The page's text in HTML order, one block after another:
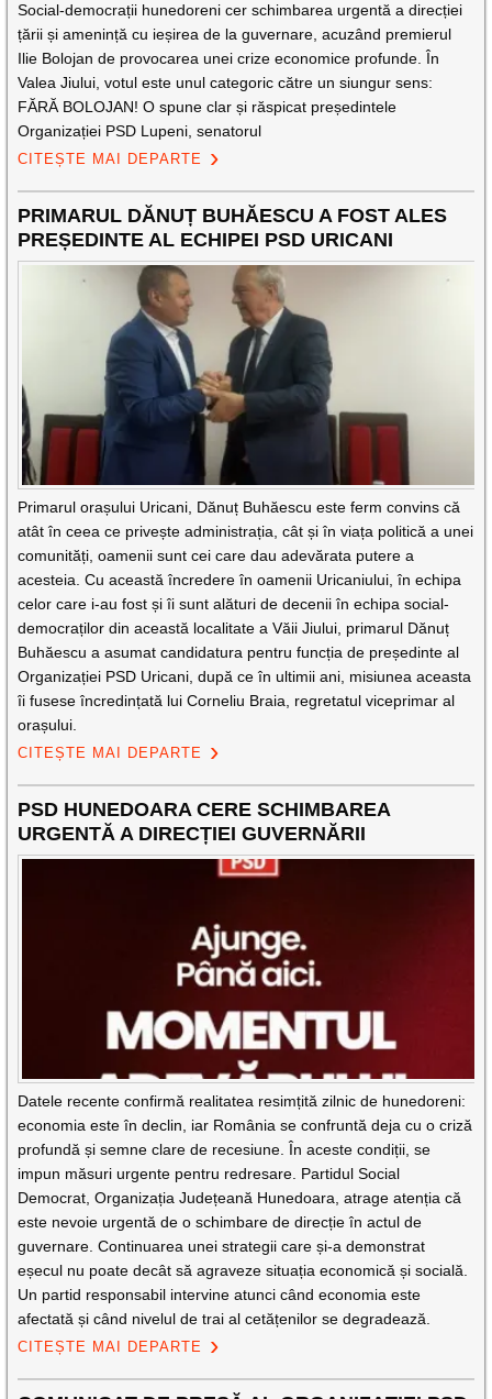
Social-democrații hunedoreni cer schimbarea urgentă a direcției
țării și amenință cu ieșirea de la guvernare, acuzând premierul
Ilie Bolojan de provocarea unei crize economice profunde. În
Valea Jiului, votul este unul categoric către un siungur sens:
FĂRĂ BOLOJAN! O spune clar și răspicat președintele
Organizației PSD Lupeni, senatorul
CITEȘTE MAI DEPARTE
PRIMARUL DĂNUȚ BUHĂESCU A FOST ALES
PREȘEDINTE AL ECHIPEI PSD URICANI
Primarul orașului Uricani, Dănuț Buhăescu este ferm convins că
atât în ceea ce privește administrația, cât și în viața politică a unei
comunități, oamenii sunt cei care dau adevărata putere a
acesteia. Cu această încredere în oamenii Uricaniului, în echipa
celor care i-au fost și îi sunt alături de decenii în echipa social-
democraților din această localitate a Văii Jiului, primarul Dănuț
Buhăescu a asumat candidatura pentru funcția de președinte al
Organizației PSD Uricani, după ce în ultimii ani, misiunea aceasta
îi fusese încredințată lui Corneliu Braia, regretatul viceprimar al
orașului.
CITEȘTE MAI DEPARTE
PSD HUNEDOARA CERE SCHIMBAREA
URGENTĂ A DIRECȚIEI GUVERNĂRII
Datele recente confirmă realitatea resimțită zilnic de hunedoreni:
economia este în declin, iar România se confruntă deja cu o criză
profundă și semne clare de recesiune. În aceste condiții, se
impun măsuri urgente pentru redresare. Partidul Social
Democrat, Organizația Județeană Hunedoara, atrage atenția că
este nevoie urgentă de o schimbare de direcție în actul de
guvernare. Continuarea unei strategii care și-a demonstrat
eșecul nu poate decât să agraveze situația economică și socială.
Un partid responsabil intervine atunci când economia este
afectată și când nivelul de trai al cetățenilor se degradează.
CITEȘTE MAI DEPARTE